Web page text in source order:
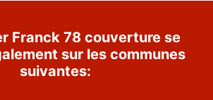
Franck 78 couverture se
sur les communes
suivantes: